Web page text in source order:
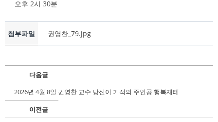
오후 2시 30분
첨부파일 권영찬_79.jpg
다음글
2026년 4월 8일 권영찬 교수 당신이 기적의 주인공 행복재테
이전글